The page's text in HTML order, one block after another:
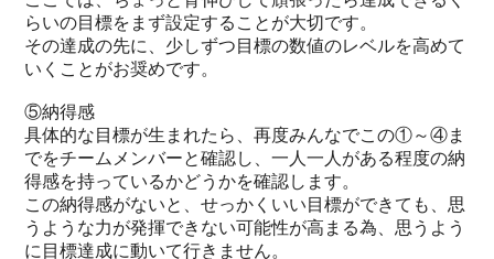
らいの目標をまず設定することが大切です。
その達成の先に、少しずつ目標の数値のレベルを高めて
いくことがお奨めです。
⑤納得感
具体的な目標が生まれたら、再度みんなでこの①～④ま
でをチームメンバーと確認し、一人一人がある程度の納
得感を持っているかどうかを確認します。
この納得感がないと、せっかくいい目標ができても、思
うような力が発揮できない可能性が高まる為、思うよう
に目標達成に動いて行きません。